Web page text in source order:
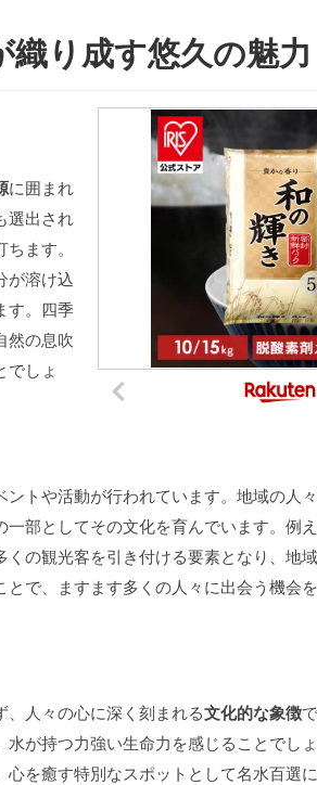
り成す悠久の魅力
に囲まれ
選出され
ます。
が溶け込
す。四季
然の息吹
でしょ
トや活動が行われています。地域の人
部としてその文化を育んでいます。例
の観光客を引き付ける要素となり、地
で、ますます多くの人々に出会う機会
人々の心に深く刻まれる文化的な象徴
が持つ力強い生命力を感じることでし
を癒す特別なスポットとして名水百選